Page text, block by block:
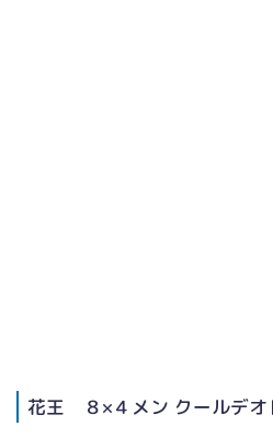
花王 ８×４メン クールデオ